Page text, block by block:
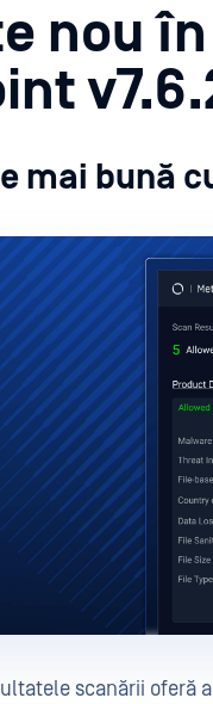
nou
mai bună
scanării oferă